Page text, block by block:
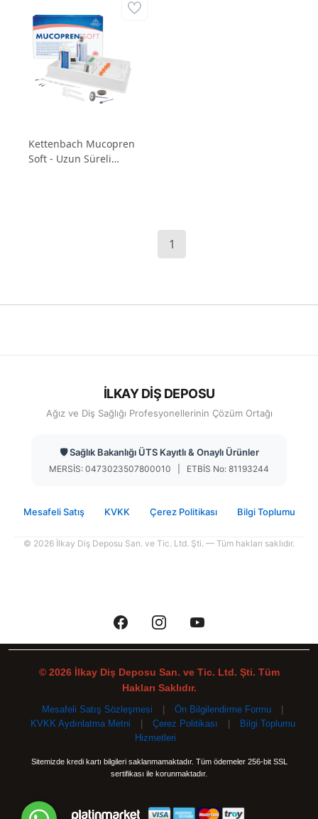
Kettenbach Mucopren
Soft - Uzun Süreli
1
İLKAY DİŞ DEPOSU
Ağız ve Diş Sağlığı Profesyonellerinin Çözüm Ortağı
🛡️ Sağlık Bakanlığı ÜTS Kayıtlı & Onaylı Ürünler
MERSİS: 0473023507800010 | ETBİS No: 81193244
Mesafeli Satış KVKK Çerez Politikası Bilgi Toplumu
© 2026 İlkay Diş Deposu San. ve Tic. Ltd. Şti. — Tüm hakları saklıdır.
© 2026 İlkay Diş Deposu San. ve Tic. Ltd. Şti. Tüm
Hakları Saklıdır.
Mesafeli Satış Sözleşmesi Ön Bilgilendirme Formu
KVKK Aydınlatma Metni
Çerez Politikası
Bilgi Toplumu
Hizmetleri
Sitemizde kredi kartı bilgileri saklanmamaktadır. Tüm ödemeler 256-bit SSL
sertifikası ile korunmaktadır.